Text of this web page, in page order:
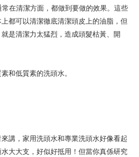
在清潔方面，都做到要做的效果。這些
都可以清潔徹底清潔頭皮上的油脂，但
是清潔力太猛烈，造成頭髮枯黃、開
和低質素的洗頭水。
講，家用洗頭水和專業洗頭水好像看起
大大支，好似好抵用！但當你真係研究